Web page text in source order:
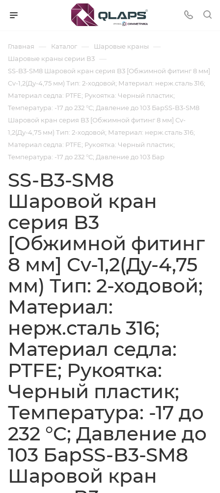
Главная — Каталог — Шаровые краны —
Шаровые краны серии В3 —
SS-B3-SM8 Шаровой кран серия B3 [Обжимной фитинг 8 мм]
Cv-1,2(Ду-4,75 мм) Тип: 2-ходовой; Материал: нерж.сталь 316;
Материал седла: PTFE; Рукоятка: Черный пластик;
Температура: -17 до 232 °C; Давление до 103 БарSS-B3-SM8
Шаровой кран серия B3 [Обжимной фитинг 8 мм] Cv-
1,2(Ду-4,75 мм) Тип: 2-ходовой; Материал: нерж.сталь 316;
Материал седла: PTFE; Рукоятка: Черный пластик;
Температура: -17 до 232 °C; Давление до 103 Бар
SS-B3-SM8
Шаровой кран
серия B3
[Обжимной фитинг
8 мм] Cv-1,2(Ду-4,75
мм) Тип: 2-ходовой;
Материал:
нерж.сталь 316;
Материал седла:
PTFE; Рукоятка:
Черный пластик;
Температура: -17 до
232 °C; Давление до
103 БарSS-B3-SM8
Шаровой кран